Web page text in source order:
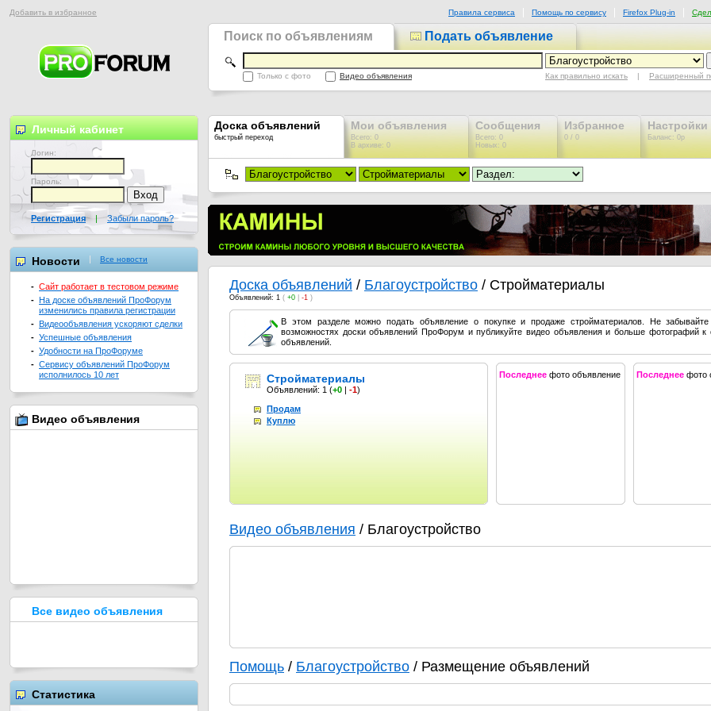
Добавить в избранное Правила сервиса Помощь по сервису Firefox Plug-in
Поиск по объявлениям Подать объявление
Только с фото Видео объявления Как правильно искать | Расширенный
Доска объявлений
быстрый переход
Мои объявления
Всего: 0
В архиве: 0
Сообщения
Всего: 0
Новых: 0
Избранное
0 / 0
Настройки
Баланс: 0р
Доска объявлений / Благоустройство / Стройматериалы
Объявлений: 1 ( +0 -1 )
В этом разделе можно подать объявление о покупке и продаже стройматериалов. Не
возможностях доски объявлений ПроФорум и публикуйте видео объявления и больше фотографий к
объявлений.
Стройматериалы
Объявлений: 1 (+0 | -1)
Продам
Куплю
Последнее фото объявление Последнее фото
Видео объявления / Благоустройство
Помощь / Благоустройство / Размещение объявлений
Личный кабинет
Логин:
Пароль:
Регистрация | Забыли пароль?
Новости Все новости
- Сайт работает в тестовом режиме
- На доске объявлений ПроФорум
изменились правила регистрации
- Видеообъявления ускоряют сделки
- Успешные объявления
- Удобности на ПроФоруме
- Сервису объявлений ПроФорум
исполнилось 10 лет
Видео объявления
Все видео объявления
Статистика